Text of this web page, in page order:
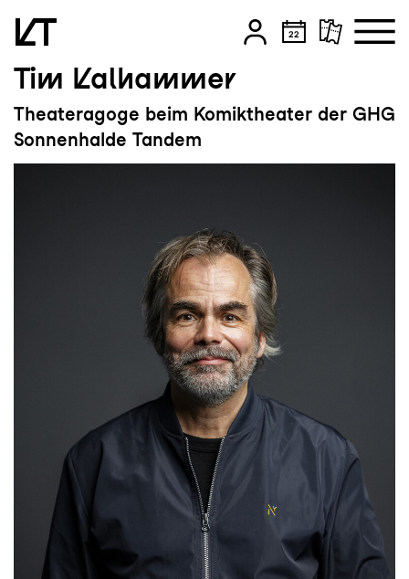
Zum Hauptinhalt springen
Zum Footer springen
Tim Kalhammer
Theateragoge beim Komiktheater der GHG
Sonnenhalde Tandem